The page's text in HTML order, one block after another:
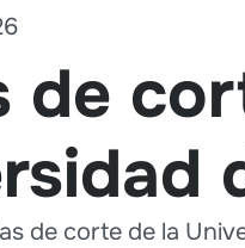
de
de corte de la